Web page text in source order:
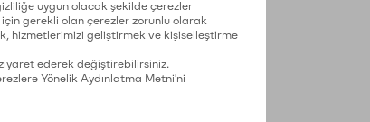
uygun olacak şekilde çerezler
için gerekli olan çerezler zorunlu olarak
hizmetlerimizi geliştirmek ve kişiselleştirme
ziyaret ederek değiştirebilirsiniz.
Yönelik Aydınlatma Metni'ni